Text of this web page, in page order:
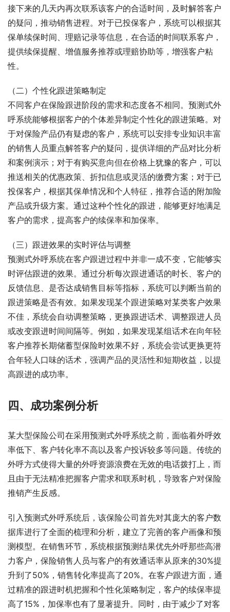
接下来的几天内再次联系该客户的合适时间，及时解答客户
的疑问，推动销售进程。对于已投保客户，系统可以根据其
保单续保时间、理赔记录等信息，在合适的时间联系客户，
提供续保提醒、增值服务推荐或理赔协助等，增强客户粘
性。
（二）个性化跟进策略制定
不同客户在保险跟进阶段的需求和态度各不相同。预测式外
呼系统能够根据客户的个体差异制定个性化的跟进策略。对
于对保险产品仍有疑虑的客户，系统可以安排专业知识丰富
的销售人员重点解答客户的疑问，提供详细的产品对比分析
和案例演示；对于有购买意向但在价格上犹豫的客户，可以
推送相关的优惠政策、折扣信息或灵活的缴费方案；对于已
投保客户，根据其保单情况和个人特征，推荐合适的附加险
产品或升级方案。通过这种个性化的跟进，能够更好地满足
客户的需求，提高客户的续保率和加保率。
（三）跟进效果的实时评估与调整
预测式外呼系统在客户跟进过程中并非一成不变，它能够实
时评估跟进的效果。通过分析每次跟进通话的时长、客户的
反馈信息、是否达成销售目标等指标，系统可以判断当前的
跟进策略是否有效。如果发现某个跟进策略对某类客户效果
不佳，系统会自动调整策略，更换跟进话术、调整跟进人员
或改变跟进时间间隔等。例如，如果发现某组话术在向年轻
客户推荐长期储蓄型保险时效果不好，系统会尝试更换更符
合年轻人口味的话术，强调产品的灵活性和短期收益，以提
高跟进的成功率。
四、成功案例分析
某大型保险公司在采用预测式外呼系统之前，面临着外呼效
率低下、客户转化率不高以及客户投诉较多等问题。传统的
外呼方式使得大量的外呼资源浪费在无效的电话拨打上，而
且由于无法精准把握客户需求和联系时机，导致客户对保险
推销产生反感。
引入预测式外呼系统后，该保险公司首先对其庞大的客户数
据库进行了全面的梳理和分析，建立了完善的客户画像和预
测模型。在销售环节，系统根据预测结果优先外呼那些高潜
力客户，保险销售人员与客户的有效通话率从原来的30%提
升到了50%，销售转化率提高了20%。在客户跟进方面，通
过精准的跟进时机把握和个性化策略制定，客户的续保率提
高了15%，加保率也有了显著提升。同时，由于减少了对客